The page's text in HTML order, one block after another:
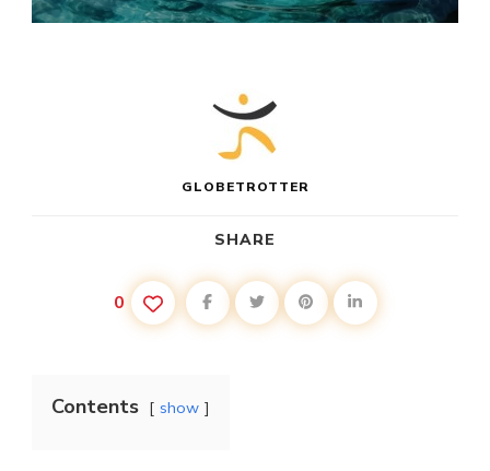
GLOBETROTTER
SHARE
0
Contents show